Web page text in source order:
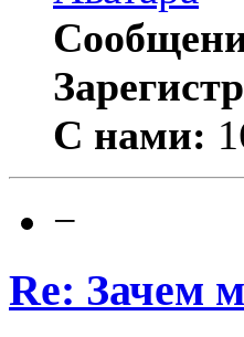
С нами:
−
Re: Зачем